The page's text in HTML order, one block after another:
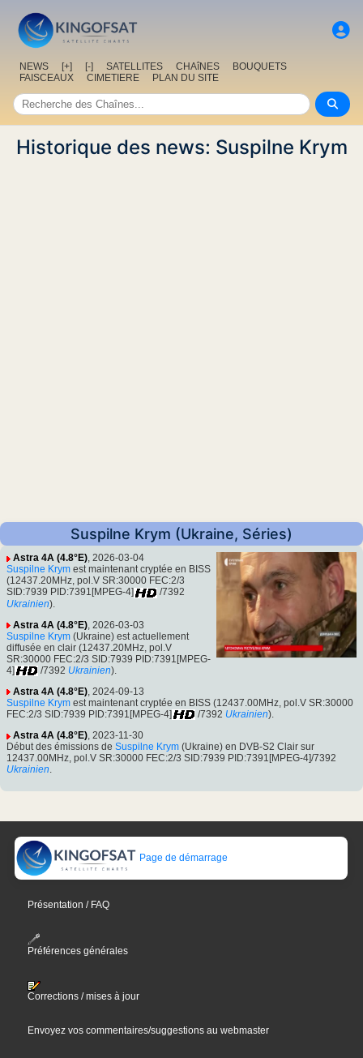
NEWS [+] [-] SATELLITES CHAîNES
BOUQUETS
FAISCEAUX
CIMETIERE PLAN DU SITE
Historique des news: Suspilne Krym
Suspilne Krym (Ukraine, Séries)
Astra 4A (4.8°E), 2026-03-04
Suspilne Krym est maintenant cryptée en BISS
(12437.20MHz, pol.V SR:30000 FEC:2/3
SID:7939 PID:7391[MPEG-4]
/7392
Ukrainien).
Astra 4A (4.8°E) , 2026-03-03
Suspilne Krym (Ukraine) est actuellement
diffusée en clair (12437.20MHz, pol.V
SR:30000 FEC:2/3 SID:7939 PID:7391[MPEG-
4]
/7392 Ukrainien).
Astra 4A (4.8°E), 2024-09-13
Suspilne Krym est maintenant cryptée en BISS (12437.00MHz, pol.V SR:30000
FEC:2/3 SID:7939 PID:7391[MPEG-4]
/7392 Ukrainien).
Astra 4A (4.8°E), 2023-11-30
Début des émissions de Suspilne Krym (Ukraine) en DVB-S2 Clair sur
12437.00MHz, pol.V SR:30000 FEC:2/3 SID:7939 PID:7391[MPEG-4]/7392
Ukrainien.
Page de démarrage
Présentation / FAQ
Préférences générales
Corrections / mises à jour
Envoyez vos commentaires/suggestions au webmaster